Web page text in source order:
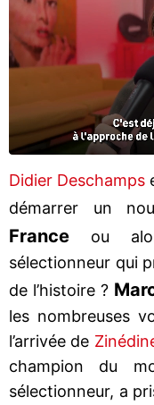
Didier Deschamps
démarrer un
France
ou
sélectionneur qui
de l’histoire ?
les nombreuses
l’arrivée de
champion du
sélectionneur, a